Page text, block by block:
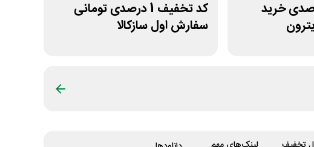
10 درصدی خرید
کد تخفیف 1 درصدی تومانی
سفارش اول سازکالا